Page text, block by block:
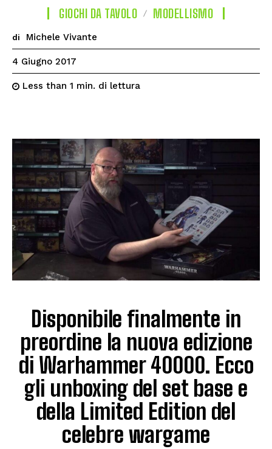
GIOCHI DA TAVOLO MODELLISMO
di Michele Vivante
4 Giugno 2017
Less than 1 min. di lettura
Disponibile finalmente in
preordine la nuova edizione
di Warhammer 40000. Ecco
gli unboxing del set base e
della Limited Edition del
celebre wargame